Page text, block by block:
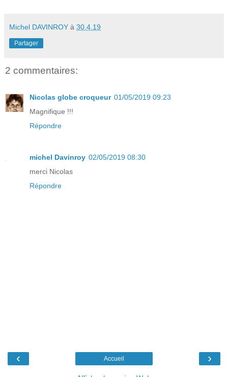
Michel DAVINROY à 30.4.19
Partager
2 commentaires:
Nicolas globe croqueur 01/05/2019 09:23
Magnifique !!!
Répondre
michel Davinroy 02/05/2019 08:30
merci Nicolas
Répondre
‹ ›
Accueil